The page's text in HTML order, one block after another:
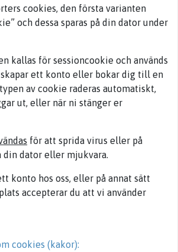
cookies, den första varianten
och dessa sparas på din dator under
kallas för sessioncookie och används
skapar ett konto eller bokar dig till en
av cookie raderas automatiskt,
ut, eller när ni stänger er
för att sprida virus eller på
din dator eller mjukvara.
konto hos oss, eller på annat sätt
accepterar du att vi använder
cookies (kakor):